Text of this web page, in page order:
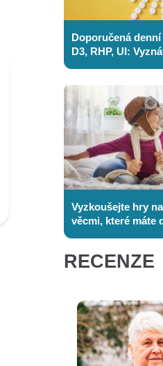
Doporučená
D3, RHP, UI:
Vyzkoušejte hry
věcmi, které máte
RECENZE